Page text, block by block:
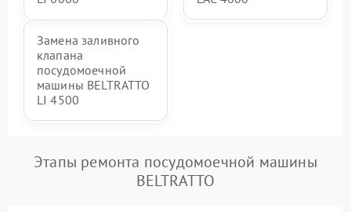
Замена заливного
клапана
посудомоечной
машины BELTRATTO
LI 4500
Этапы ремонта посудомоечной машины
BELTRATTO